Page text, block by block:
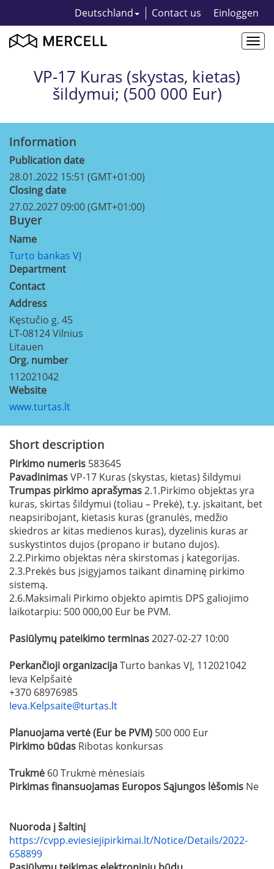
Deutschland Contact us Einloggen
VP-17 Kuras (skystas, kietas)
šildymui; (500 000 Eur)
Information
Publication date
28.01.2022 15:51 (GMT+01:00)
Closing date
27.02.2027 09:00 (GMT+01:00)
Buyer
Name
Turto bankas VĮ
Department
Contact
Address
Kęstučio g. 45
LT-08124Vilnius
Litauen
Org. number
112021042
Website
www.turtas.lt
Short description
Pirkimo numeris 583645
PavadinimasVP-17 Kuras (skystas, kietas) šildymui
Trumpas pirkimo aprašymas2.1.Pirkimo objektas yra
kuras, skirtas šildymui (toliau – Prekė), t.y. įskaitant, bet
neapsiribojant, kietasis kuras (granulės, medžio
skiedros ar kitas medienos kuras), dyzelinis kuras ar
suskystintos dujos (propano ir butano dujos).
2.2.Pirkimo objektas nėra skirstomas į kategorijas.
2.3.Prekės bus įsigyjamos taikant dinaminę pirkimo
sistemą.
2.6.Maksimali Pirkimo objekto apimtis DPS galiojimo
laikotarpiu: 500 000,00 Eur be PVM.
Pasiūlymų pateikimo terminas2027-02-27 10:00
Perkančioji organizacijaTurto bankas VĮ, 112021042
Ieva Kelpšaitė
+370 68976985
Ieva.Kelpsaite@turtas.lt
Planuojama vertė (Eur be PVM) 500 000 Eur
Pirkimo būdas Ribotas konkursas
Trukmė 60 Trukmė mėnesiais
Pirkimas finansuojamas Europos Sąjungos lėšomis Ne
Nuoroda į šaltinį
https://cvpp.eviesiejipirkimai.lt/Notice/Details/2022-
658899